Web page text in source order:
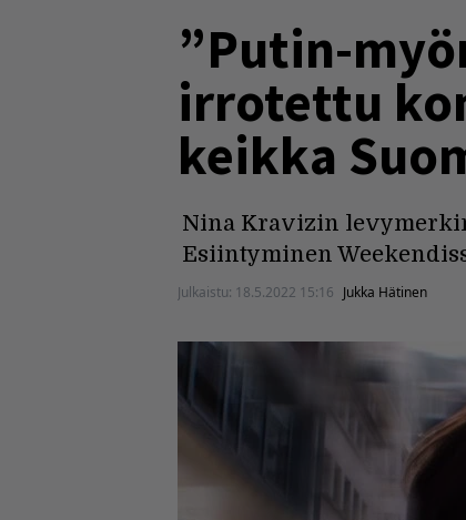
”Putin-
irrotettu
keikka
Nina Kravizin
Esiintyminen
Julkaistu: 18.5.2022 15:16 Jukka Hätinen